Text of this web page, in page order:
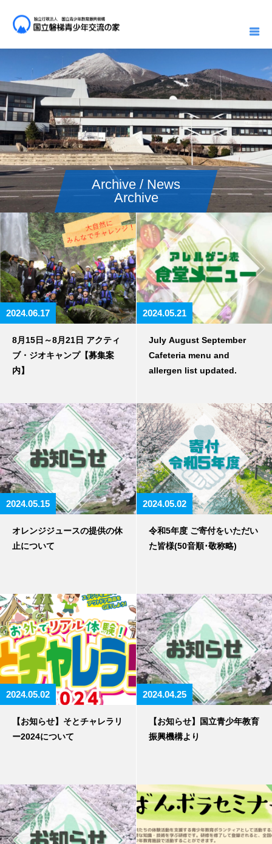
Archive / News
Archive
2024.06.17
8月15日～8月21日 アクティ
ブ・ジオキャンプ【募集案
内】
2024.05.21
July August September
Cafeteria menu and
allergen list updated.
2024.05.15
オレンジジュースの提供の休
止について
2024.05.02
令和5年度 ご寄付をいただい
た皆様(50音順･敬称略)
2024.05.02
【お知らせ】そとチャレラリ
ー2024について
2024.04.25
【お知らせ】国立青少年教育
振興機構より